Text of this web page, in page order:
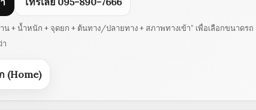
น + น้ำหนัก + จุดยก + ต้นทาง/ปลายทาง + สภาพทางเข้า” เพื่อเลือกขนาดรถ
(Home)